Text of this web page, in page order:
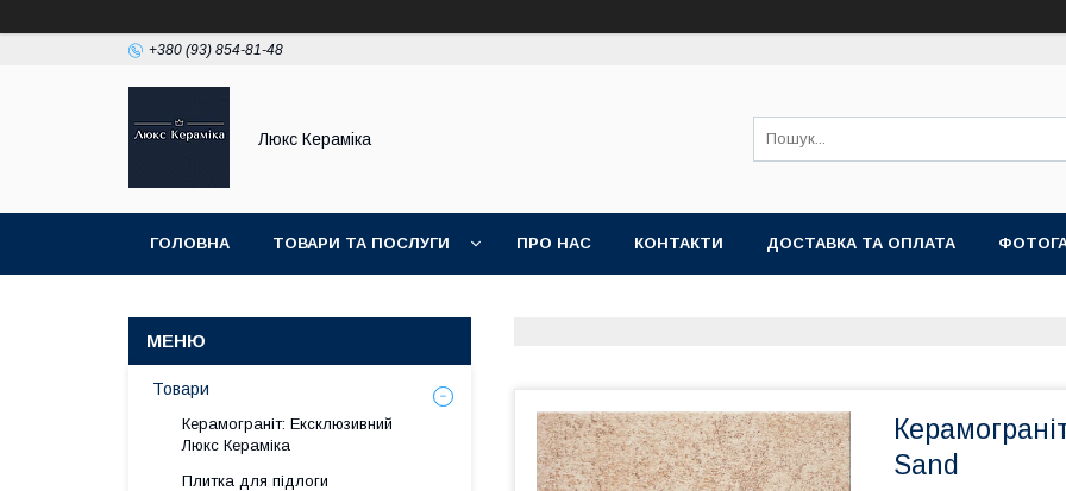
+380 (93) 854-81-48
Люкс Кераміка
ГОЛОВНА ТОВАРИ ТА ПОСЛУГИ ПРО НАС КОНТАКТИ ДОСТАВКА ТА ОПЛАТА
Sand
Товари
Керамограніт: Ексклюзивний
Люкс Кераміка
Плитка для підлоги